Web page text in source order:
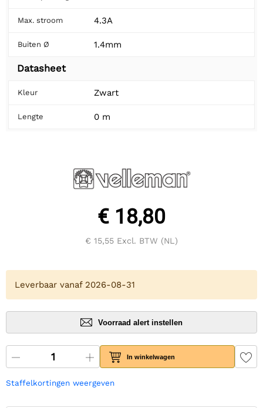
Max. stroom 4.3A
Buiten Ø 1.4mm
Datasheet
Kleur Zwart
Lengte 0 m
€ 18,80
€ 15,55 Excl. BTW (NL)
Leverbaar vanaf 2026-08-31
Voorraad alert instellen
In winkelwagen
Staffelkortingen weergeven